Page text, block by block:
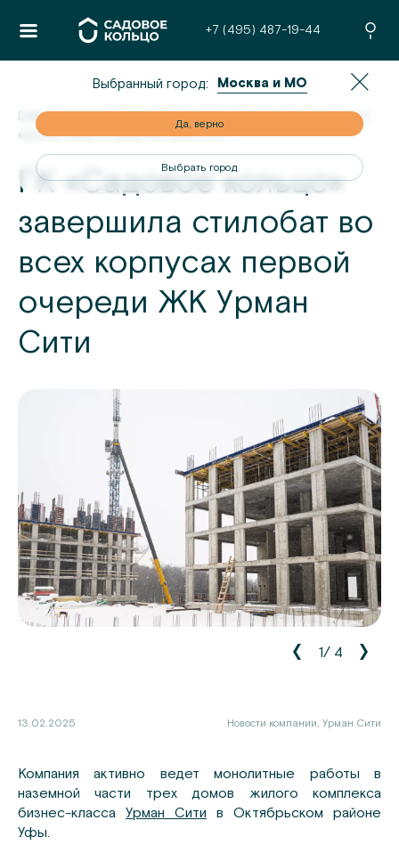
+7 (495) 487-19-44
Главная/Новости/ГК «Садовое кольцо» завершила стилобат во всех
корпусах первой очереди ЖК Урман Сити
ГК «Садовое кольцо»
завершила стилобат во
всех корпусах первой
очереди ЖК Урман
Сити
1/ 4
13.02.2025 Новости компании, Урман Сити
Компания активно ведет монолитные работы в
наземной части трех домов жилого комплекса
бизнес-класса Урман Сити в Октябрьском районе
Уфы.
Выбранный город: Москва и МО
Да, верно
Выбрать город